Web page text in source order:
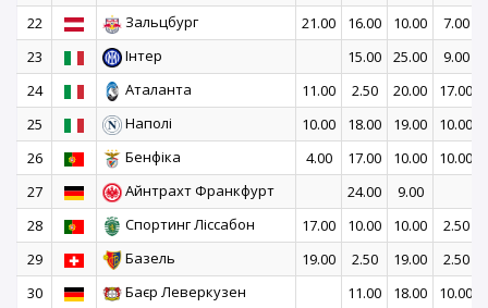
22
Зальцбург 21.00 16.00 10.00 7.00
23
Інтер 15.00 25.00 9.00
24
Аталанта 11.00 2.50 20.00 17.00
25
Наполі 10.00 18.00 19.00
10.00
26
Бенфіка 4.00 17.00 10.00 10.00
27
Айнтрахт Франкфурт 24.00 9.00
28
Спортинг Ліссабон 17.00 10.00 10.00 2.50
29
Базель 19.00 2.50 19.00 2.50
30
Баєр Леверкузен 11.00 18.00 10.00